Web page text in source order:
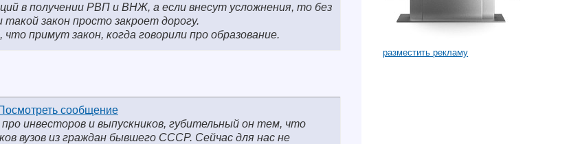
в получении РВП и ВНЖ, а если внесут усложнения, то без
такой закон просто закроет дорогу.
примут закон, когда говорили про образование.
инвесторов и выпускников, губительный он тем, что
вузов из граждан бывшего СССР. Сейчас для нас не
разместить рекламу